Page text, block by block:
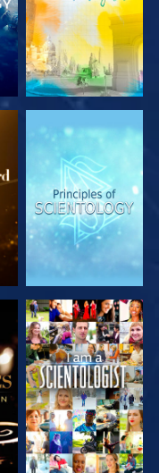
SERIE
ENTDECKEN
ANSEHEN